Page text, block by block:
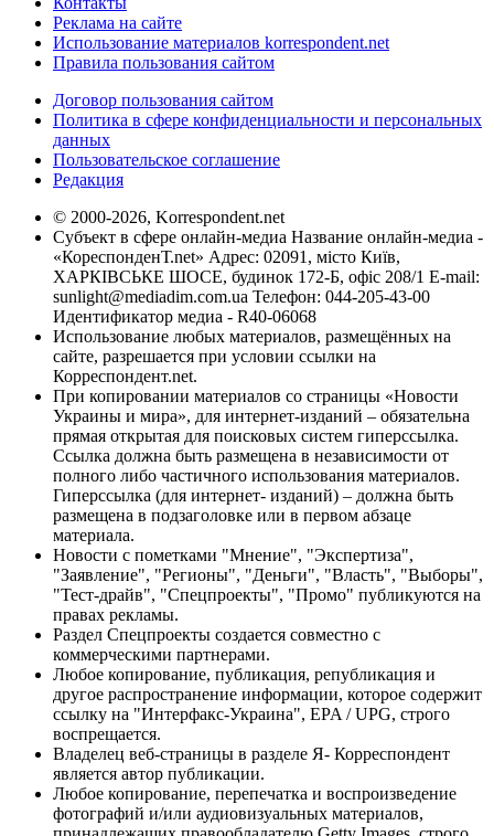
Реклама на сайте
Использование материалов korrespondent.net
Правила пользования сайтом
Договор пользования сайтом
Политика в сфере конфиденциальности и персональных
данных
Пользовательское соглашение
Редакция
© 2000-2026, Korrespondent.net
Субъект в сфере онлайн-медиа Название онлайн-медиа -
«КореспонденТ.net» Адрес: 02091, місто Київ,
ХАРКІВСЬКЕ ШОСЕ, будинок 172-Б, офіс 208/1 E-mail:
sunlight@mediadim.com.ua Телефон: 044-205-43-00
Идентификатор медиа - R40-06068
Использование любых материалов, размещённых на
сайте, разрешается при условии ссылки на
Корреспондент.net.
При копировании материалов со страницы «Новости
Украины и мира», для интернет-изданий – обязательна
прямая открытая для поисковых систем гиперссылка.
Ссылка должна быть размещена в независимости от
полного либо частичного использования материалов.
Гиперссылка (для интернет- изданий) – должна быть
размещена в подзаголовке или в первом абзаце
материала.
Новости с пометками "Мнение", "Экспертиза",
"Заявление", "Регионы", "Деньги", "Власть", "Выборы",
"Тест-драйв", "Спецпроекты", "Промо" публикуются на
правах рекламы.
Раздел Спецпроекты создается совместно с
коммерческими партнерами.
Любое копирование, публикация, републикация и
другое распространение информации, которое содержит
ссылку на "Интерфакс-Украина", EPA / UPG, строго
воспрещается.
Владелец веб-страницы в разделе Я- Корреспондент
является автор публикации.
Любое копирование, перепечатка и воспроизведение
фотографий и/или аудиовизуальных материалов,